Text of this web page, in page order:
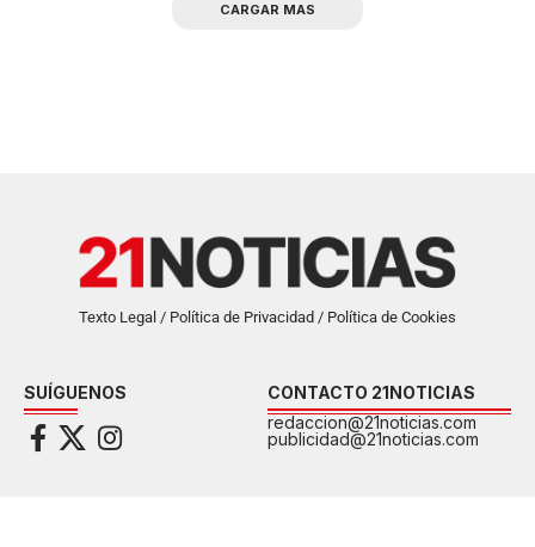
CARGAR MAS
Texto Legal / Política de Privacidad / Política de Cookies
SUÍGUENOS
CONTACTO 21NOTICIAS
redaccion@21noticias.com
publicidad@21noticias.com